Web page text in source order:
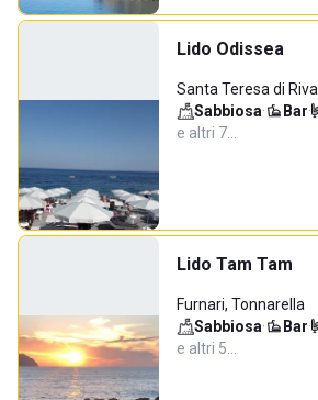
Lido Odissea
Santa Teresa di Riva
Sabbiosa· Bar·
e altri 7…
Lido Tam Tam
Furnari, Tonnarella
Sabbiosa· Bar·
e altri 5…